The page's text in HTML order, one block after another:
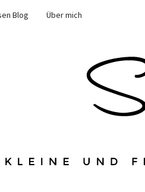
Blog
Über mich